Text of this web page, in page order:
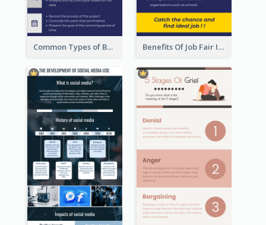
Common Types of Business Report Infographic Benefits Of Job Fair Infographic